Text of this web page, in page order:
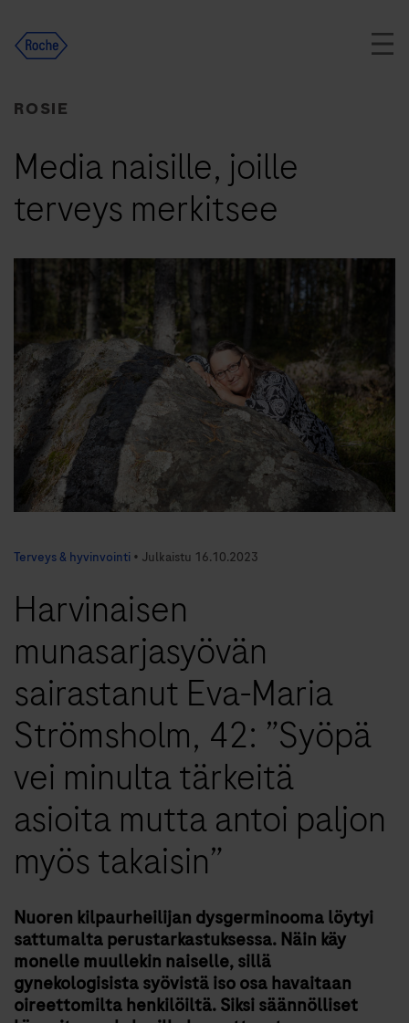
content
ROSIE
Media naisille, joille
terveys merkitsee
Terveys & hyvinvointi • Julkaistu 16.10.2023
Harvinaisen
munasarjasyövän
sairastanut Eva-Maria
Strömsholm, 42: ”Syöpä
vei minulta tärkeitä
asioita mutta antoi paljon
myös takaisin”
Nuoren kilpaurheilijan dysgerminooma löytyi
sattumalta perustarkastuksessa. Näin käy
monelle muullekin naiselle, sillä
gynekologisista syövistä iso osa havaitaan
oireettomilta henkilöiltä. Siksi säännölliset